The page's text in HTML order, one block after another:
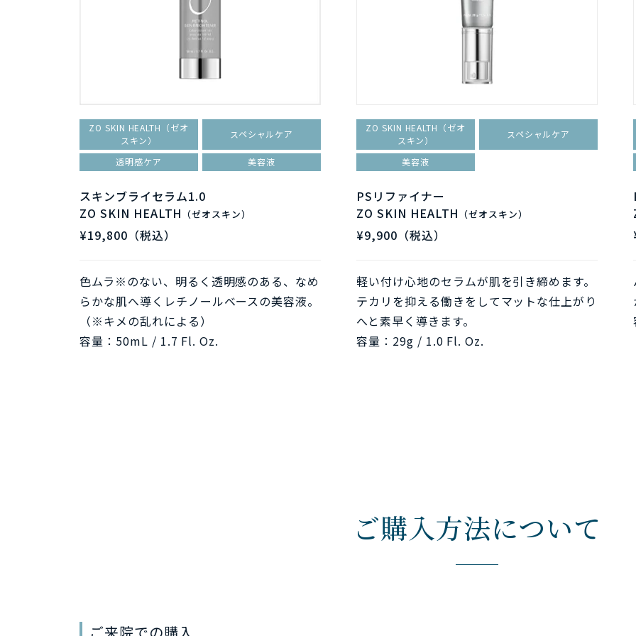
ZO SKIN HEALTH（ゼオ
スキン）
スペシャルケア
透明感ケア 美容液
スキンブライセラム1.0
ZO SKIN HEALTH （ゼオスキン）
¥19,800（税込）
色ムラ※のない、明るく透明感のある、なめ
らかな肌へ導くレチノールベースの美容液。
（※キメの乱れによる）
容量：50mL / 1.7 Fl. Oz.
ZO SKIN HEALTH（ゼオ
スキン）
スペシャルケア
美容液
PSリファイナー
ZO SKIN HEALTH （ゼオスキン）
¥9,900（税込）
軽い付け心地のセラムが肌を引き締めます。
テカリを抑える働きをしてマットな仕上がり
へと素早く導きます。
容量：29g / 1.0 Fl. Oz.
ご購入方法について